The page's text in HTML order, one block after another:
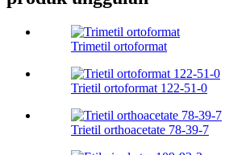
Trimetil ortoformat
Trietil ortoformat 122-51-0
Trietil orthoacetate 78-39-7